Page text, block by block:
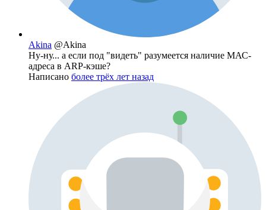
Akina @Akina
Ну-ну... а если под "видеть" разумеется наличие МАС-
адреса в ARP-кэше?
Написано более трёх лет назад